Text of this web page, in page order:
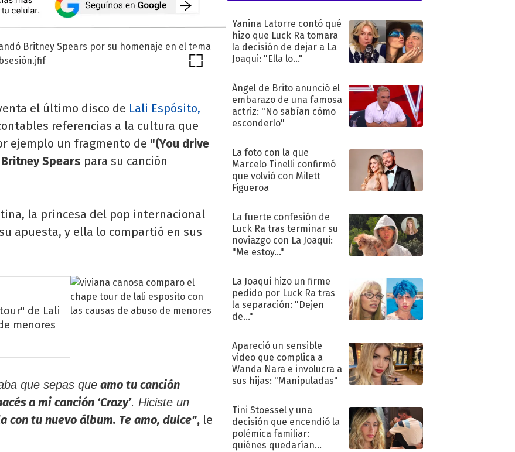
el último disco de Lali Espósito,
referencias a la cultura que
ejemplo un fragmento de "(You drive
Britney Spears para su canción
la princesa del pop internacional
apuesta, y ella lo compartió en sus
de Lali
menores
que sepas que amo tu canción
a mi canción ‘Crazy’. Hiciste un
con tu nuevo álbum. Te amo, dulce", le
Yanina Latorre contó qué
hizo que Luck Ra tomara
la decisión de dejar a La
Joaqui: "Ella lo..."
Ángel de Brito anunció el
embarazo de una famosa
actriz: "No sabían cómo
esconderlo"
La foto con la que
Marcelo Tinelli confirmó
que volvió con Milett
Figueroa
La fuerte confesión de
Luck Ra tras terminar su
noviazgo con La Joaqui:
"Me estoy..."
La Joaqui hizo un firme
pedido por Luck Ra tras
la separación: "Dejen
de..."
Apareció un sensible
video que complica a
Wanda Nara e involucra a
sus hijas: "Manipuladas"
Tini Stoessel y una
decisión que encendió la
polémica familiar:
quiénes quedarían